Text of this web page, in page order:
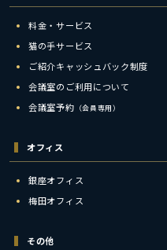
料金・サービス
猫の手サービス
ご紹介キャッシュバック制度
会議室のご利用について
会議室予約 （会員専用）
オフィス
銀座オフィス
梅田オフィス
その他